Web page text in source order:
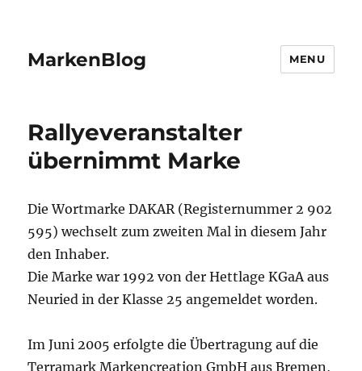
MarkenBlog MENU
Rallyeveranstalter
übernimmt Marke
Die Wortmarke DAKAR (Registernummer 2 902
595) wechselt zum zweiten Mal in diesem Jahr
den Inhaber.
Die Marke war 1992 von der Hettlage KGaA aus
Neuried in der Klasse 25 angemeldet worden.
Im Juni 2005 erfolgte die Übertragung auf die
Terramark Markencreation GmbH aus Bremen,